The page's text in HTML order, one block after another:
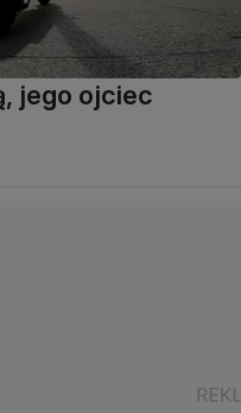
jego ojciec